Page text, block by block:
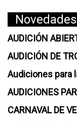
Novedades
AUDICIÓN
AUDICIÓN DE
Audiciones para
AUDICIONES
CARNAVAL DE